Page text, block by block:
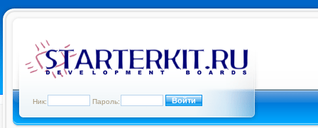
Ник: Пароль: